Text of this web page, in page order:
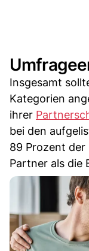
Insgesamt
Kategorien
ihrer
bei den
89 Prozent der
Partner als die